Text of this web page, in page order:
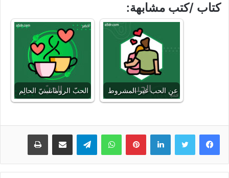
كتاب /كتب مشابهة:
الحبّ الرومانسيّ الحالِم عنِ الحب غير المشروط
لينكدإن بينتيريستواتساب تيلقرام مشاركة عبر البريد طباعة